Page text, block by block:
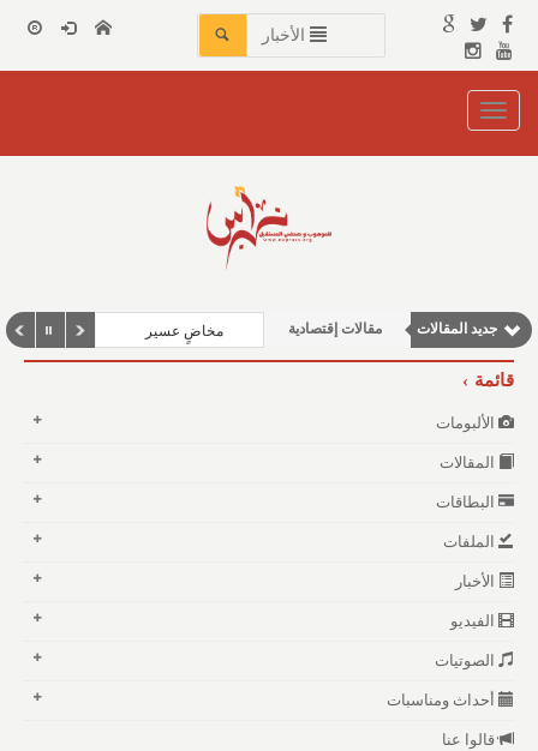
الأخبار
Toggle
navigation
جديد المقالات
نوافذ الثقافة و الأدب
مقالات إقتصادية مخاضٍ عسير
قائمة
الألبومات
المقالات
البطاقات
الملفات
الأخبار
الفيديو
الصوتيات
أحداث ومناسبات
قالوا عنا